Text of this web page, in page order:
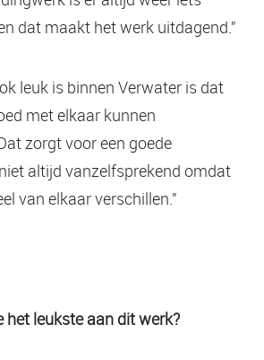
dat maakt het werk uitdagend.”
leuk is binnen Verwater is dat
met elkaar kunnen
zorgt voor een goede
altijd vanzelfsprekend omdat
van elkaar verschillen.”
het leukste aan dit werk?